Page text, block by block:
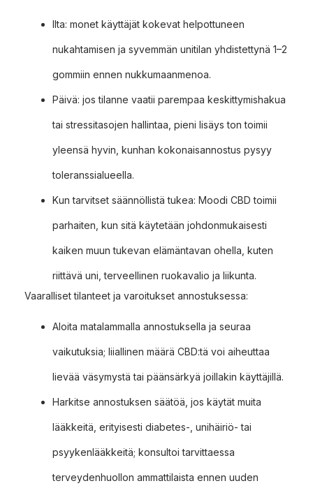
Ilta: monet käyttäjät kokevat helpottuneen
nukahtamisen ja syvemmän unitilan yhdistettynä 1–2
gommiin ennen nukkumaanmenoa.
Päivä: jos tilanne vaatii parempaa keskittymishakua
tai stressitasojen hallintaa, pieni lisäys ton toimii
yleensä hyvin, kunhan kokonaisannostus pysyy
toleranssialueella.
Kun tarvitset säännöllistä tukea: Moodi CBD toimii
parhaiten, kun sitä käytetään johdonmukaisesti
kaiken muun tukevan elämäntavan ohella, kuten
riittävä uni, terveellinen ruokavalio ja liikunta.
Vaaralliset tilanteet ja varoitukset annostuksessa:
Aloita matalammalla annostuksella ja seuraa
vaikutuksia; liiallinen määrä CBD:tä voi aiheuttaa
lievää väsymystä tai päänsärkyä joillakin käyttäjillä.
Harkitse annostuksen säätöä, jos käytät muita
lääkkeitä, erityisesti diabetes-, unihäiriö- tai
psyykenlääkkeitä; konsultoi tarvittaessa
terveydenhuollon ammattilaista ennen uuden